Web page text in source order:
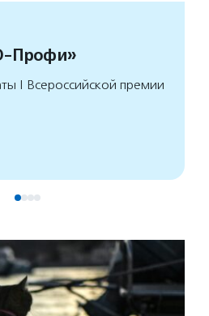
Профи»
I Всероссийской премии